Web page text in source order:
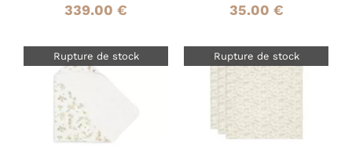
339.00 € 35.00 €
Rupture de stock
DÉTAILS
Rupture de stock